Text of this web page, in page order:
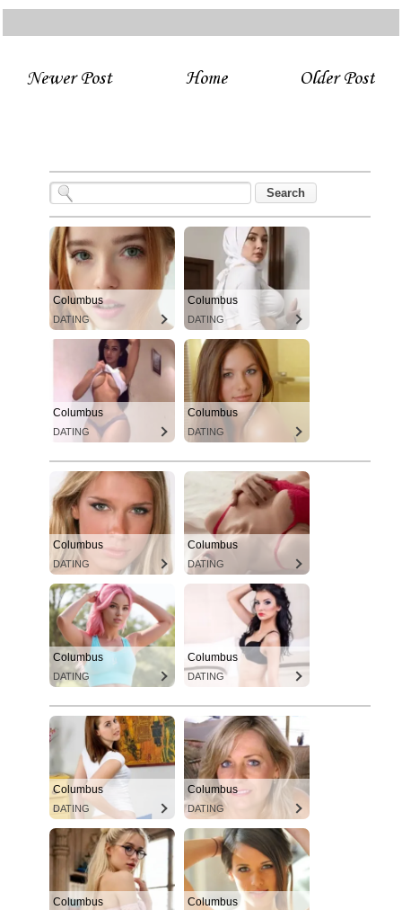
Newer Post Older Post
Home
Columbus
DATING
Columbus
DATING
Columbus
DATING
Columbus
DATING
Columbus
DATING
Columbus
DATING
Columbus
DATING
Columbus
DATING
Columbus
DATING
Columbus
DATING
Columbus Columbus